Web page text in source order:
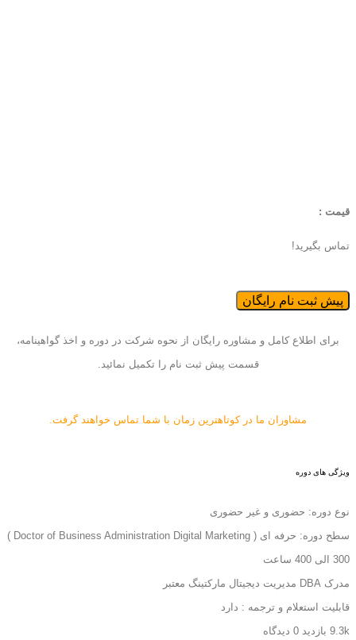
قیمت :
تماس بگیرید!
پیش ثبت نام رایگان
برای اطلاع کامل و مشاوره رایگان از نحوه شرکت در دوره و اخذ گواهینامه،
قسمت پیش ثبت نام را تکمیل نمائید.
مشاوران ما در کوتاهترین زمان با شما تماس خواهند گرفت.
ویژگی های دوره
نوع دوره: حضوری و غیر حضوری
سطح دوره: حرفه ای ( Doctor of Business Administration Digital Marketing )
300 الی 400 ساعت
مدرک DBA مدیریت دیجیتال مارکتینگ معتبر
قابلیت استعلام و ترجمه : دارد
9.3k بازدید